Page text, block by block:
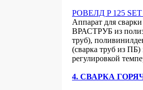
РОВЕЛД P 125 SET
Аппарат для
ВРАСТРУБ из
труб),
(сварка труб из
регулировкой
4. СВАРКА